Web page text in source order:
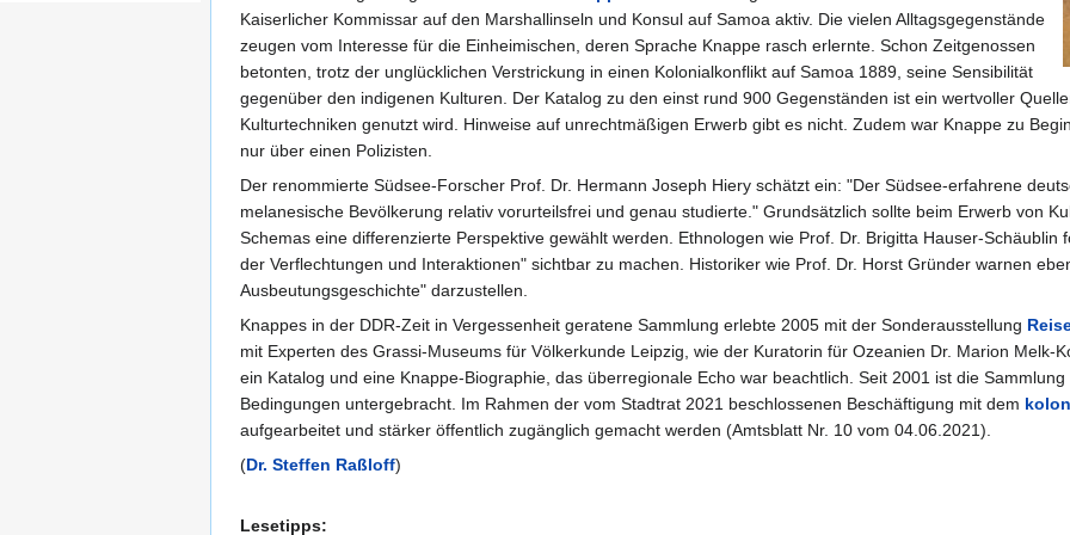
Kaiserlicher Kommissar auf den Marshallinseln und Konsul auf Samoa aktiv. Die vielen Alltagsgegenstände
zeugen vom Interesse für die Einheimischen, deren Sprache Knappe rasch erlernte. Schon Zeitgenossen
betonten, trotz der unglücklichen Verstrickung in einen Kolonialkonflikt auf Samoa 1889, seine Sensibilität
gegenüber den indigenen Kulturen. Der Katalog zu den einst rund 900 Gegenständen ist ein wertvoller
Kulturtechniken genutzt wird. Hinweise auf unrechtmäßigen Erwerb gibt es nicht. Zudem war Knappe zu
nur über einen Polizisten.
Der renommierte Südsee-Forscher Prof. Dr. Hermann Joseph Hiery schätzt ein: "Der Südsee-erfahrene
melanesische Bevölkerung relativ vorurteilsfrei und genau studierte." Grundsätzlich sollte beim Erwerb von
Schemas eine differenzierte Perspektive gewählt werden. Ethnologen wie Prof. Dr. Brigitta Hauser-
der Verflechtungen und Interaktionen" sichtbar zu machen. Historiker wie Prof. Dr. Horst Gründer warnen
Ausbeutungsgeschichte" darzustellen.
Knappes in der DDR-Zeit in Vergessenheit geratene Sammlung erlebte 2005 mit der Sonderausstellung
mit Experten des Grassi-Museums für Völkerkunde Leipzig, wie der Kuratorin für Ozeanien Dr. Marion
ein Katalog und eine Knappe-Biographie, das überregionale Echo war beachtlich. Seit 2001 ist die
Bedingungen untergebracht. Im Rahmen der vom Stadtrat 2021 beschlossenen Beschäftigung mit dem
aufgearbeitet und stärker öffentlich zugänglich gemacht werden (Amtsblatt Nr. 10 vom 04.06.2021).
(Dr. Steffen Raßloff)
Lesetipps: